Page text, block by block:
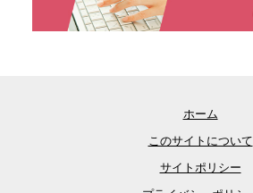
ホーム
このサイトについて
サイトポリシー